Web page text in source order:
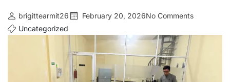
brigittearmit26 February 20, 2026No Comments
Uncategorized